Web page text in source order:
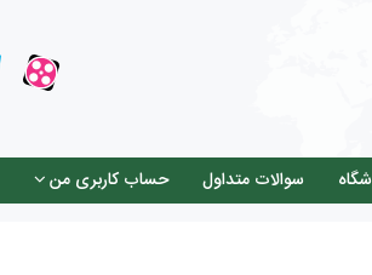
سوالات متداول حساب کاربری من